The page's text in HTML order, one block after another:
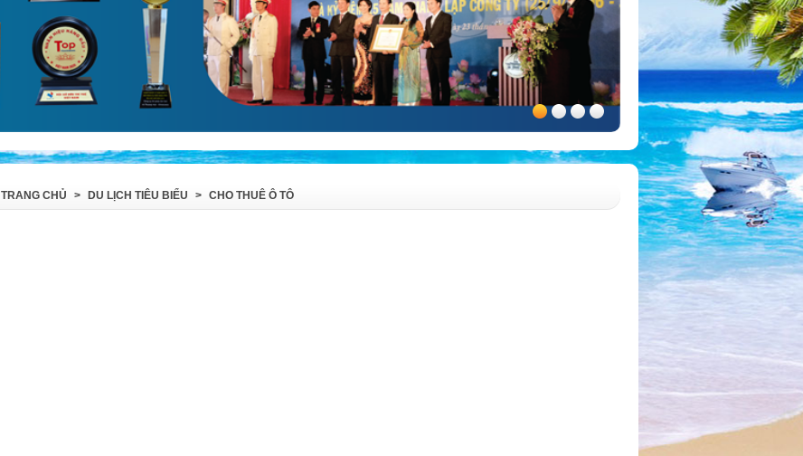
TRANG CHỦ > DU LỊCH TIÊU BIỂU > CHO THUÊ Ô TÔ